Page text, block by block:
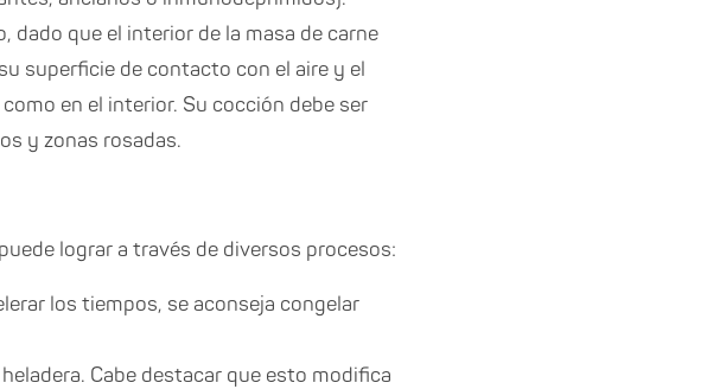
dado que el interior de la masa de carne
superficie de contacto con el aire y el
en el interior. Su cocción debe ser
y zonas rosadas.
lograr a través de diversos procesos:
los tiempos, se aconseja congelar
Cabe destacar que esto modifica